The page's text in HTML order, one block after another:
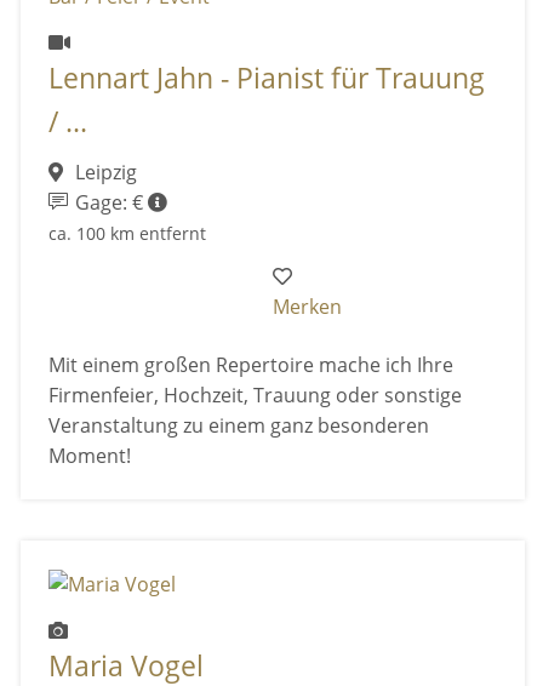
Lennart Jahn - Pianist für Trauung
/ ...
Leipzig
Gage: €
ca. 100 km entfernt
Merken
Mit einem großen Repertoire mache ich Ihre
Firmenfeier, Hochzeit, Trauung oder sonstige
Veranstaltung zu einem ganz besonderen
Moment!
Maria Vogel